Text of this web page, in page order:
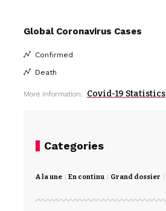
Global Coronavirus Cases
Confirmed
Death
More Information: Covid-19 Statistics
Categories
A la une En continu Grand dossier